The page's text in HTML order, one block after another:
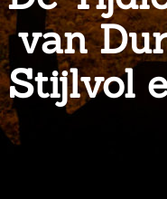
van
Stijlvol